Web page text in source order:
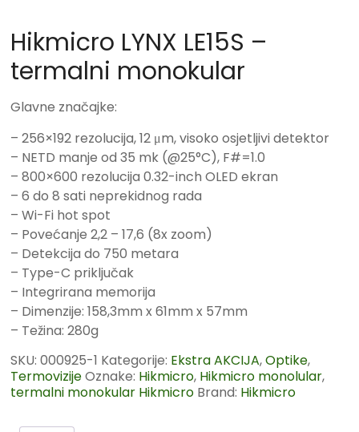
Hikmicro LYNX LE15S –
termalni monokular
Glavne značajke:
– 256×192 rezolucija, 12 μm, visoko osjetljivi detektor
– NETD manje od 35 mk (@25°C), F#=1.0
– 800×600 rezolucija 0.32-inch OLED ekran
– 6 do 8 sati neprekidnog rada
– Wi-Fi hot spot
– Povećanje 2,2 – 17,6 (8x zoom)
– Detekcija do 750 metara
– Type-C priključak
– Integrirana memorija
– Dimenzije: 158,3mm x 61mm x 57mm
– Težina: 280g
SKU:000925-1 Kategorije: Ekstra AKCIJA,Optike,
TermovizijeOznake: Hikmicro, Hikmicro monolular,
termalni monokular Hikmicro Brand: Hikmicro